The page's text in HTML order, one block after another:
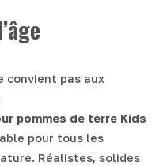
convient pas aux
pommes de terre Kids
pour tous les
Réalistes, solides